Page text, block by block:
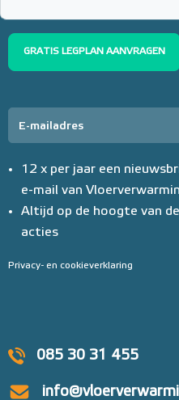
085 30 31 455
GRATIS LEGPLAN AANVRAGEN
12 x per jaar een
e-mail van
Altijd op de hoogte van
acties
Privacy- en cookieverklaring